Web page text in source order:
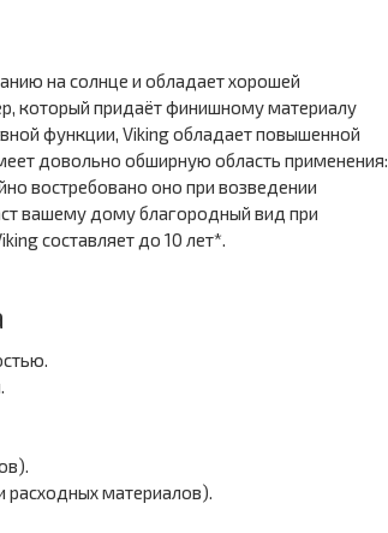
на солнце и обладает хорошей
который придаёт финишному материалу
функции, Viking обладает повышенной
довольно обширную область применения:
востребовано оно при возведении
вашему дому благородный вид при
составляет до 10 лет*.
расходных материалов).